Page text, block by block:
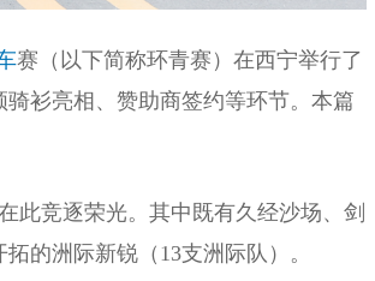
赛（以下简称环青赛）在西宁举行了
衫亮相、赞助商签约等环节。本篇
此竞逐荣光。其中既有久经沙场、剑
的洲际新锐（13支洲际队）。